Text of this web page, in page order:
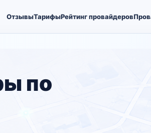
ОтзывыТарифыРейтинг провайдеров
по